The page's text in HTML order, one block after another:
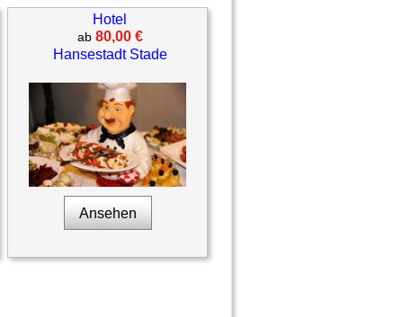
Hotel
ab 80,00 €
Hansestadt Stade
Ansehen